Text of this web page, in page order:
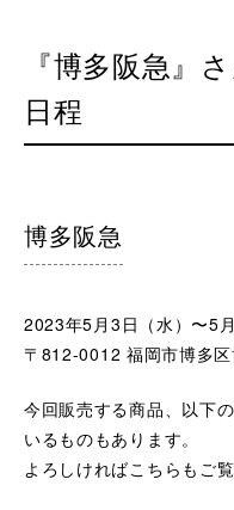
『博多阪急』
日程
博多阪急
2023年5月3日（水）〜5月
〒812-0012 福岡市博多
今回販売する商品、以下
いるものもあります。
よろしければこちらもご覧